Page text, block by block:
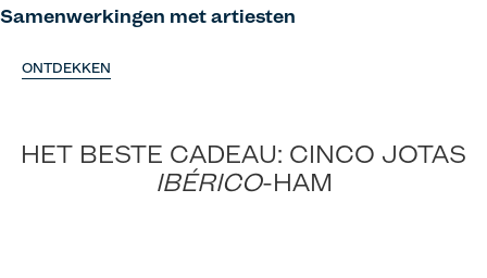
Samenwerkingen met artiesten
ONTDEKKEN
HET BESTE CADEAU: CINCO JOTAS
IBÉRICO-HAM